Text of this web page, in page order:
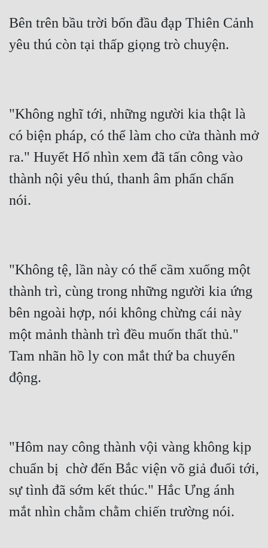
Bên trên bầu trời bốn đầu đạp Thiên Cảnh
yêu thú còn tại thấp giọng trò chuyện.
"Không nghĩ tới, những người kia thật là
có biện pháp, có thể làm cho cửa thành mở
ra." Huyết Hổ nhìn xem đã tấn công vào
thành nội yêu thú, thanh âm phấn chấn
nói.
"Không tệ, lần này có thể cầm xuống một
thành trì, cùng trong những người kia ứng
bên ngoài hợp, nói không chừng cái này
một mảnh thành trì đều muốn thất thủ."
Tam nhãn hồ ly con mắt thứ ba chuyển
động.
"Hôm nay công thành vội vàng không kịp
chuẩn bị  chờ đến Bắc viện võ giả đuổi tới,
sự tình đã sớm kết thúc." Hắc Ưng ánh
mắt nhìn chằm chằm chiến trường nói.